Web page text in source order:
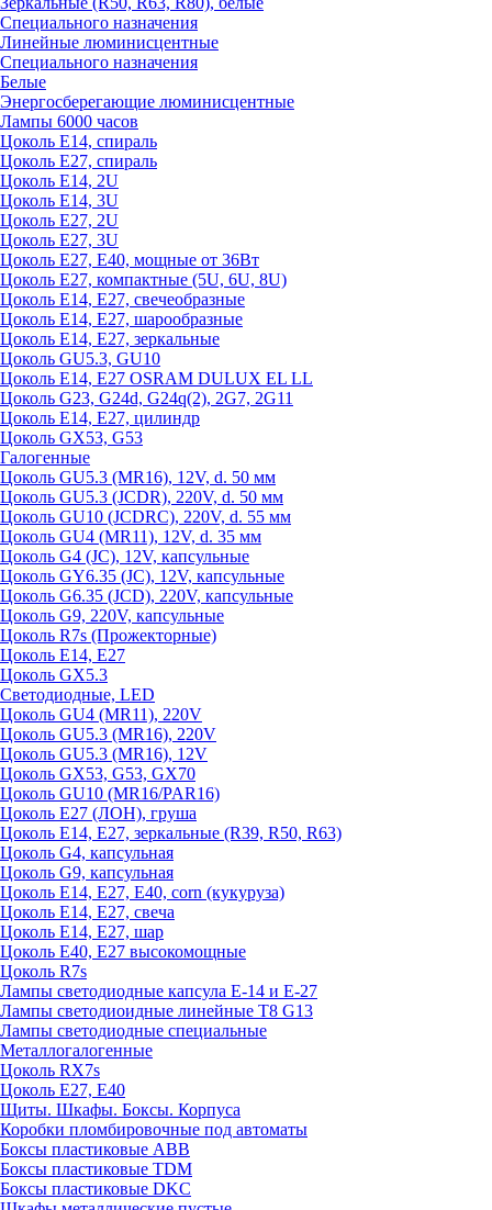
Специального назначения
Линейные люминисцентные
Специального назначения
Белые
Энергосберегающие люминисцентные
Лампы 6000 часов
Цоколь Е14, спираль
Цоколь Е27, спираль
Цоколь Е14, 2U
Цоколь Е14, 3U
Цоколь Е27, 2U
Цоколь Е27, 3U
Цоколь Е27, Е40, мощные от 36Вт
Цоколь Е27, компактные (5U, 6U, 8U)
Цоколь Е14, Е27, свечеобразные
Цоколь Е14, Е27, шарообразные
Цоколь Е14, Е27, зеркальные
Цоколь GU5.3, GU10
Цоколь Е14, Е27 OSRAM DULUX EL LL
Цоколь G23, G24d, G24q(2), 2G7, 2G11
Цоколь Е14, Е27, цилиндр
Цоколь GX53, G53
Галогенные
Цоколь GU5.3 (MR16), 12V, d. 50 мм
Цоколь GU5.3 (JCDR), 220V, d. 50 мм
Цоколь GU10 (JCDRC), 220V, d. 55 мм
Цоколь GU4 (MR11), 12V, d. 35 мм
Цоколь G4 (JC), 12V, капсульные
Цоколь GY6.35 (JC), 12V, капсульные
Цоколь G6.35 (JCD), 220V, капсульные
Цоколь G9, 220V, капсульные
Цоколь R7s (Прожекторные)
Цоколь E14, E27
Цоколь GX5.3
Светодиодные, LED
Цоколь GU4 (MR11), 220V
Цоколь GU5.3 (MR16), 220V
Цоколь GU5.3 (MR16), 12V
Цоколь GX53, G53, GX70
Цоколь GU10 (MR16/PAR16)
Цоколь Е27 (ЛОН), груша
Цоколь Е14, Е27, зеркальные (R39, R50, R63)
Цоколь G4, капсульная
Цоколь G9, капсульная
Цоколь Е14, Е27, Е40, corn (кукуруза)
Цоколь Е14, Е27, свеча
Цоколь Е14, Е27, шар
Цоколь Е40, Е27 высокомощные
Цоколь R7s
Лампы светодиодные капсула Е-14 и Е-27
Лампы светодиоидные линейные T8 G13
Лампы светодиодные специальные
Металлогалогенные
Цоколь RX7s
Цоколь Е27, E40
Щиты. Шкафы. Боксы. Корпуса
Коробки пломбировочные под автоматы
Боксы пластиковые ABB
Боксы пластиковые TDM
Боксы пластиковые DKC